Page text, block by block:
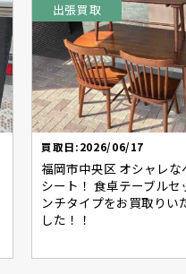
出張買取
買取日:2026/06/17
福岡市中央区 オシャレな
シート！ 食卓テーブルセ
ンチタイプをお買取りい
した！！